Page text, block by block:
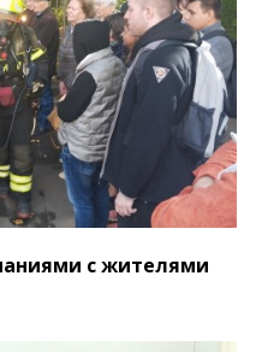
с жителями